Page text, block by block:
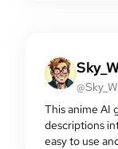
This anime AI
descriptions
easy to use